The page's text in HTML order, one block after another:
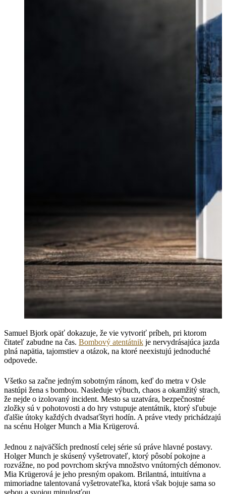
Samuel Bjork opäť dokazuje, že vie vytvoriť príbeh, pri ktorom
čitateľ zabudne na čas. Bombový atentátnik je nervydrásajúca jazda
plná napätia, tajomstiev a otázok, na ktoré neexistujú jednoduché
odpovede.
Všetko sa začne jedným sobotným ránom, keď do metra v Osle
nastúpi žena s bombou. Nasleduje výbuch, chaos a okamžitý strach,
že nejde o izolovaný incident. Mesto sa uzatvára, bezpečnostné
zložky sú v pohotovosti a do hry vstupuje atentátnik, ktorý sľubuje
ďalšie útoky každých dvadsaťštyri hodín. A práve vtedy prichádzajú
na scénu Holger Munch a Mia Krügerová.
Jednou z najväčších predností celej série sú práve hlavné postavy.
Holger Munch je skúsený vyšetrovateľ, ktorý pôsobí pokojne a
rozvážne, no pod povrchom skrýva množstvo vnútorných démonov.
Mia Krügerová je jeho presným opakom. Brilantná, intuitívna a
mimoriadne talentovaná vyšetrovateľka, ktorá však bojuje sama so